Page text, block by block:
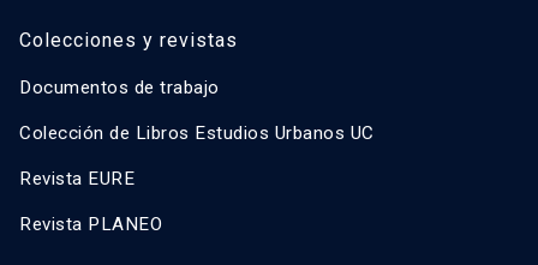
Colecciones y revistas
Documentos de trabajo
Colección de Libros Estudios Urbanos UC
Revista EURE
Revista PLANEO